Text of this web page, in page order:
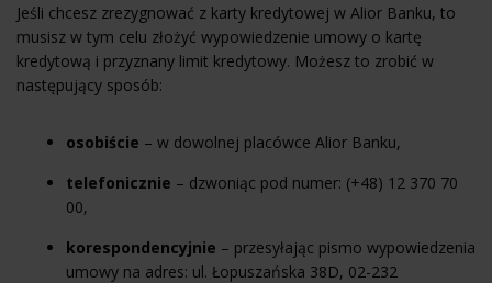
Jeśli chcesz zrezygnować z karty kredytowej w Alior Banku, to
musisz w tym celu złożyć wypowiedzenie umowy o kartę
kredytową i przyznany limit kredytowy. Możesz to zrobić w
następujący sposób:
osobiście – w dowolnej placówce Alior Banku,
telefonicznie – dzwoniąc pod numer: (+48) 12 370 70
00,
korespondencyjnie – przesyłając pismo wypowiedzenia
umowy na adres: ul. Łopuszańska 38D, 02-232